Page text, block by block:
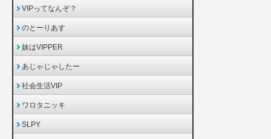
VIPってなんぞ？
のとーりあす
妹はVIPPER
あじゃじゃしたー
社会生活VIP
ワロタニッキ
SLPY